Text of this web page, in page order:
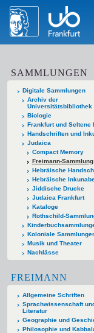
SAMMLUNGEN
Digitale Sammlungen
Archiv der
Universitätsbibliothek
Biologie
Frankfurt und Seltene
Handschriften und
Judaica
Compact Memory
Freimann-Sammlung
Hebräische
Hebräische
Jiddische Drucke
Judaica Frankfurt
Kataloge
Rothschild-
Koloniale
Musik und Theater
Nachlässe
FREIMANN
Allgemeine Schriften
Sprachwissenschaft
Literatur
Geographie und
Philosophie und